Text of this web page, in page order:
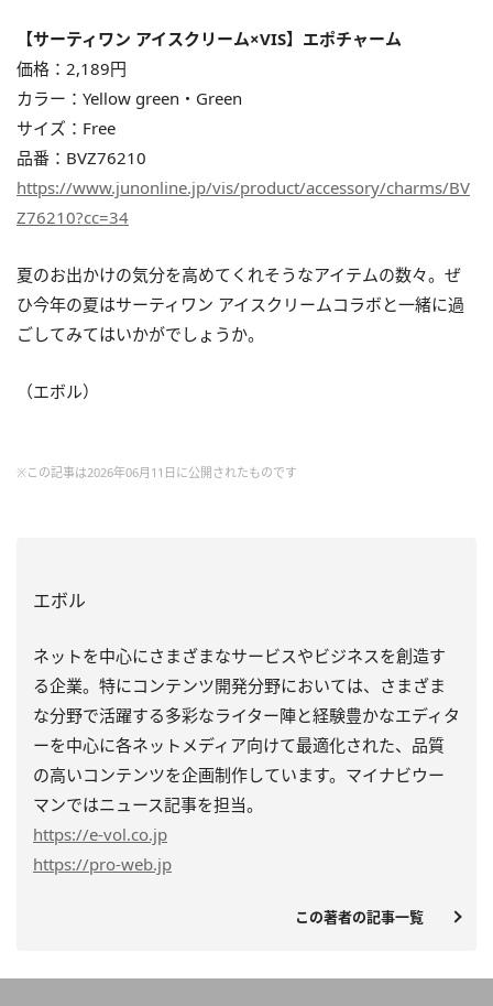
【サーティワン アイスクリーム×VIS】エポチャーム
価格：2,189円
カラー：Yellow green・Green
サイズ：Free
品番：BVZ76210
https://www.junonline.jp/vis/product/accessory/charms/BV
Z76210?cc=34
夏のお出かけの気分を高めてくれそうなアイテムの数々。ぜ
ひ今年の夏はサーティワン アイスクリームコラボと一緒に過
ごしてみてはいかがでしょうか。
（エボル）
※この記事は2026年06月11日に公開されたものです
エボル
ネットを中心にさまざまなサービスやビジネスを創造す
る企業。特にコンテンツ開発分野においては、さまざま
な分野で活躍する多彩なライター陣と経験豊かなエディタ
ーを中心に各ネットメディア向けて最適化された、品質
の高いコンテンツを企画制作しています。マイナビウー
マンではニュース記事を担当。
https://e-vol.co.jp
https://pro-web.jp
この著者の記事一覧